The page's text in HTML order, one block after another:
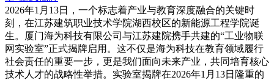
2026年1月13日，一个标志着产业与教育深度融合的关键时
刻，在江苏建筑职业技术学院湖西校区的新能源工程学院诞
生。厦门海为科技有限公司与江苏建院携手共建的“工业物联
网实验室”正式揭牌启用。这不仅是海为科技在教育领域履行
社会责任的重要一步，更是我们面向未来产业，共同培育核心
技术人才的战略性举措。实验室揭牌在2026年1月13日隆重的